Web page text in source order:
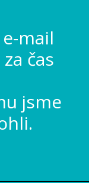
mail
čas
jsme